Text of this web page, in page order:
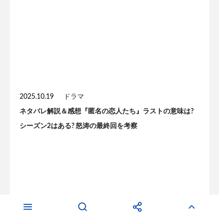
2025.10.19 ドラマ
ネタバレ解説＆感想『匿名の恋人たち』ラストの意味は?
シーズン2はある? 怒涛の最終回を考察